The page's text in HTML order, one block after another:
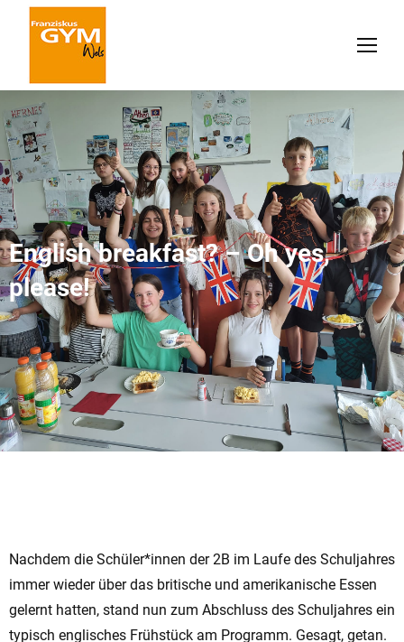
English breakfast? – Oh yes,
please!
Nachdem die Schüler*innen der 2B im Laufe des Schuljahres
immer wieder über das britische und amerikanische Essen
gelernt hatten, stand nun zum Abschluss des Schuljahres ein
typisch englisches Frühstück am Programm. Gesagt, getan.